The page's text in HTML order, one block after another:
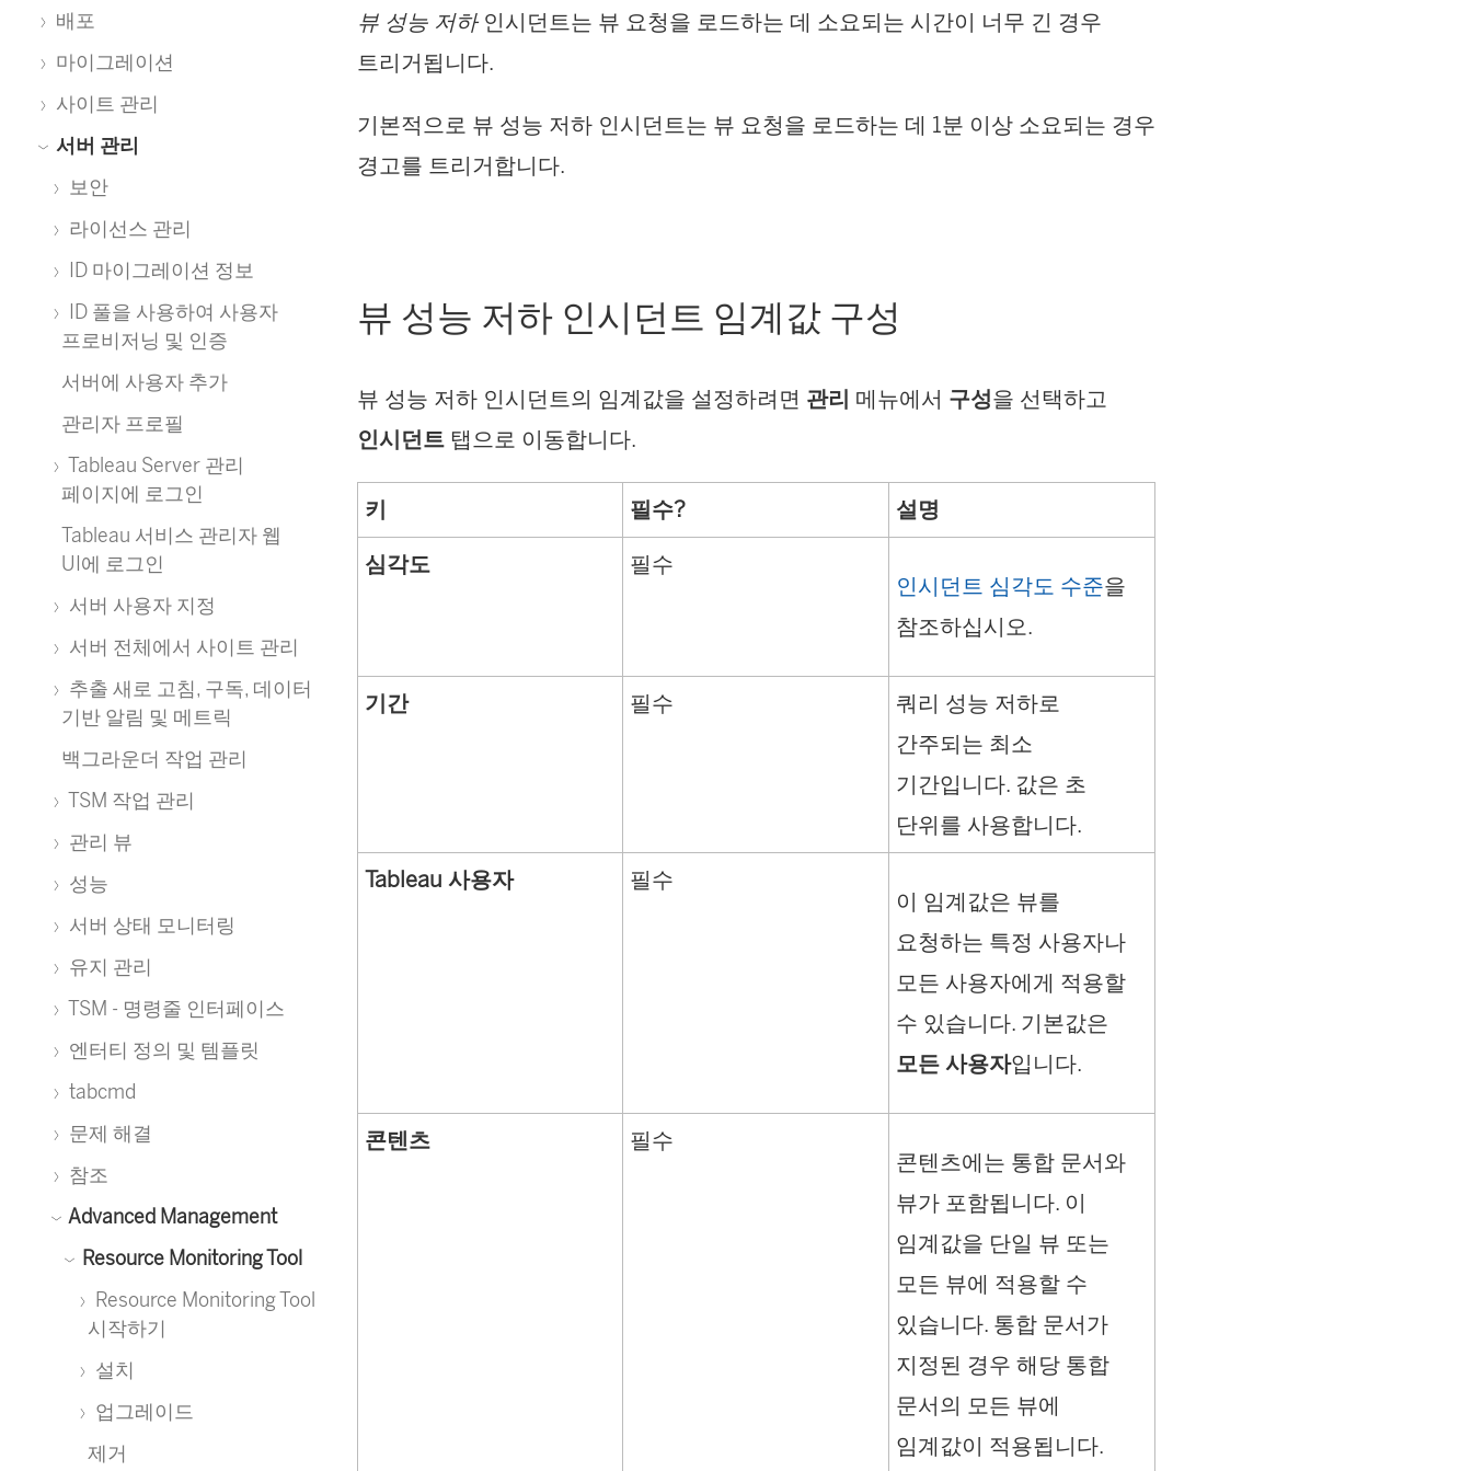
배포
마이그레이션
사이트 관리
서버 관리
보안
라이선스 관리
ID 마이그레이션 정보
ID 풀을 사용하여 사용자
프로비저닝 및 인증
서버에 사용자 추가
관리자 프로필
Tableau Server 관리
페이지에 로그인
Tableau 서비스 관리자 웹
UI에 로그인
서버 사용자 지정
서버 전체에서 사이트 관리
추출 새로 고침, 구독, 데이터
기반 알림 및 메트릭
백그라운더 작업 관리
TSM 작업 관리
관리 뷰
성능
서버 상태 모니터링
유지 관리
TSM - 명령줄 인터페이스
엔터티 정의 및 템플릿
tabcmd
문제 해결
참조
Advanced Management
Resource Monitoring Tool
Resource Monitoring Tool
시작하기
설치
업그레이드
제거
뷰 성능 저하인시던트는 뷰 요청을 로드하는 데 소요되는 시간이 너무 긴 경우
트리거됩니다.
기본적으로 뷰 성능 저하 인시던트는 뷰 요청을 로드하는 데 1분 이상 소요되는 경우
경고를 트리거합니다.
뷰 성능 저하 인시던트 임계값 구성
뷰 성능 저하 인시던트의 임계값을 설정하려면 관리 메뉴에서 구성을 선택하고
인시던트 탭으로 이동합니다.
키 필수? 설명
심각도
필수
인시던트 심각도 수준을
참조하십시오.
기간 필수
쿼리 성능 저하로
간주되는 최소
기간입니다. 값은 초
단위를 사용합니다.
Tableau 사용자
필수
이 임계값은 뷰를
요청하는 특정 사용자나
모든 사용자에게 적용할
수 있습니다. 기본값은
모든 사용자입니다.
콘텐츠
필수
콘텐츠에는 통합 문서와
뷰가 포함됩니다. 이
임계값을 단일 뷰 또는
모든 뷰에 적용할 수
있습니다. 통합 문서가
지정된 경우 해당 통합
문서의 모든 뷰에
임계값이 적용됩니다.